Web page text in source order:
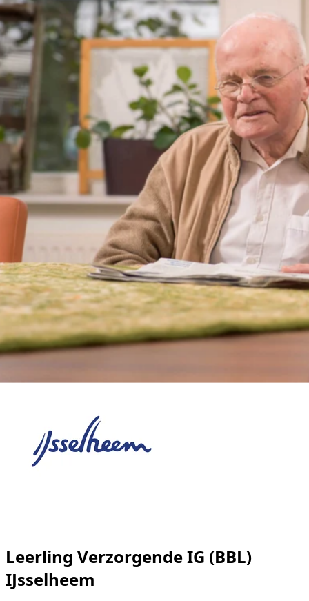
Leerling Verzorgende IG (BBL)
IJsselheem